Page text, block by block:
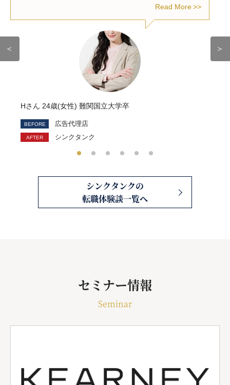
＜
Read More
Hさん 24歳(女性) 難関国立大学卒
広告代理店
シンクタンク
＞
シンクタンクの
転職体験談一覧へ
セミナー情報
Seminar